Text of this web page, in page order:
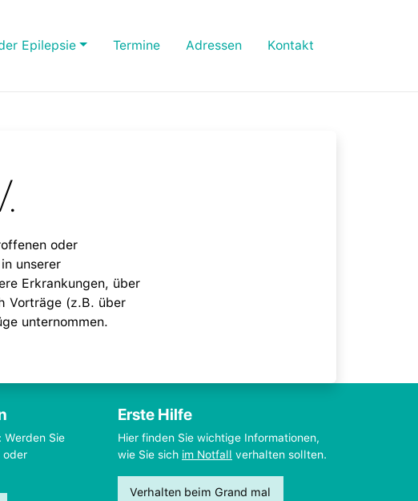
Epilepsie Termine Adressen Kontakt
oder
unserer
Erkrankungen, über
Vorträge (z.B. über
unternommen.
Werden Sie
oder
Erste Hilfe
Hier finden Sie wichtige Informationen,
wie Sie sich im Notfall verhalten sollten.
Verhalten beim Grand mal